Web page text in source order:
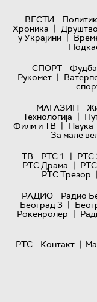
ВЕСТИ
Хроника | Друштво
у Украјини |
СПОРТ
Рукомет |
МАГАЗИН
Технологијa |
Филм и ТВ | Наука
За мале
ТВ
РТС 1 | РТС
РТС Драма |
РТС Трезор |
РАДИО
Радио
Београд 3 |
Рокенролер |
РТС
Контакт |